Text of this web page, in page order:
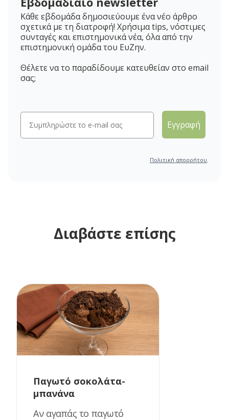
Κάθε εβδομάδα δημοσιεύουμε ένα νέο άρθρο
σχετικά με τη διατροφή! Χρήσιμα tips, νόστιμες
συνταγές και επιστημονικά νέα, όλα από την
επιστημονική ομάδα του ΕυΖην.
Θέλετε να το παραδίδουμε κατευθείαν στο email
σας;
Εγγραφή
Πολιτική απορρήτου.
Διαβάστε επίσης
Παγωτό σοκολάτα-
μπανάνα
Αν αγαπάς το παγωτό